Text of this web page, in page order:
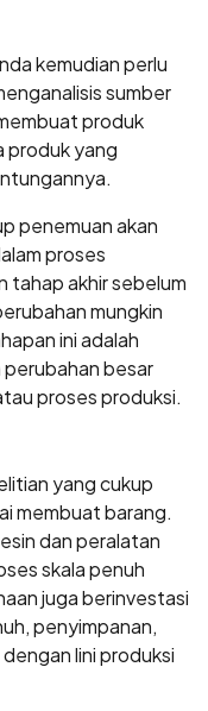
kemudian perlu
sumber
produk
produk yang
penemuan akan
proses
tahap akhir sebelum
mungkin
ini adalah
besar
proses produksi.
yang cukup
membuat barang.
dan peralatan
skala penuh
juga berinvestasi
penyimpanan,
lini produksi